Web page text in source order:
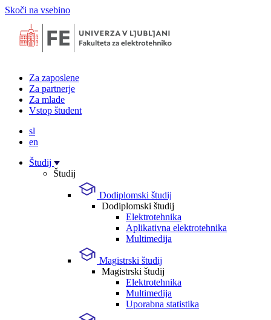
Skoči na vsebino
Za zaposlene
Za partnerje
Za mlade
Vstop študent
sl
en
Študij
Študij
Dodiplomski študij
Dodiplomski študij
Elektrotehnika
Aplikativna elektrotehnika
Multimedija
Magistrski študij
Magistrski študij
Elektrotehnika
Multimedija
Uporabna statistika